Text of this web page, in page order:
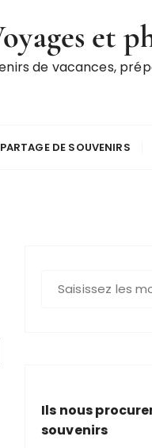
et
de vacances,
PARTAGE DE SOUVENIRS
h
e
Ils nous
souvenirs